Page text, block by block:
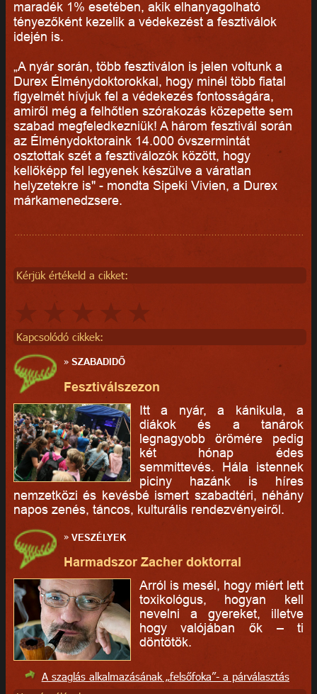
maradék 1% esetében, akik elhanyagolható
tényezőként kezelik a védekezést a fesztiválok
idején is.
„A nyár során, több fesztiválon is jelen voltunk a
Durex Élménydoktorokkal, hogy minél több fiatal
figyelmét hívjuk fel a védekezés fontosságára,
amiről még a felhőtlen szórakozás közepette sem
szabad megfeledkezniük! A három fesztivál során
az Élménydoktoraink 14.000 óvszermintát
osztottak szét a fesztiválozók között, hogy
kellőképp fel legyenek készülve a váratlan
helyzetekre is" - mondta Sipeki Vivien, a Durex
márkamenedzsere.
Kérjük értékeld a cikket:
Kapcsolódó cikkek:
»SZABADIDŐ
Fesztiválszezon
Itt a nyár, a kánikula, a
diákok és a tanárok
legnagyobb örömére pedig
két hónap édes
semmittevés. Hála istennek
piciny hazánk is híres
nemzetközi és kevésbé ismert szabadtéri, néhány
napos zenés, táncos, kulturális rendezvényeiről.
»VESZÉLYEK
Harmadszor Zacher doktorral
Arról is mesél, hogy miért lett
toxikológus, hogyan kell
nevelni a gyereket, illetve
hogy valójában ők – ti
döntötök.
A szaglás alkalmazásának „felsőfoka”- a párválasztás